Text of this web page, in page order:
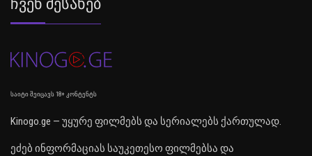
Ჩვენ Შესახებ
საიტი შეიცავს 18+ კონტენტს
Kinogo.ge — უყურე ფილმებს და სერიალებს ქართულად.
ეძებ ინფორმაციას საუკეთესო ფილმებსა და